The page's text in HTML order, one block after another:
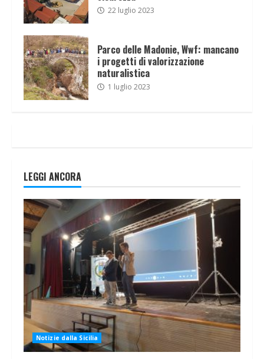
22 luglio 2023
Parco delle Madonie, Wwf: mancano
i progetti di valorizzazione
naturalistica
1 luglio 2023
LEGGI ANCORA
Notizie dalla Sicilia